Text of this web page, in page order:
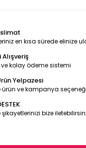
en kısa sürede elinize
kolay ödeme sistemi
Yelpazesi
ürün ve kampanya seçeneği
şikayetlerinizi bize